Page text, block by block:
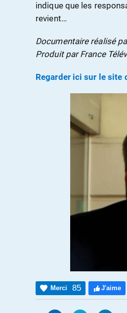
indique que les
revient…
Documentaire réalisé
Produit par France
Regarder ici sur le site
Merci 85 J'aime